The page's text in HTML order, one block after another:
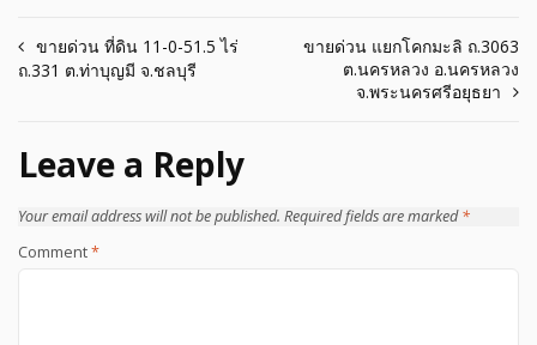
Post
navigation
ขายด่วน ที่ดิน 11-0-51.5 ไร่
ถ.331 ต.ท่าบุญมี จ.ชลบุรี
ขายด่วน แยกโคกมะลิ ถ.3063
ต.นครหลวง อ.นครหลวง
จ.พระนครศรีอยุธยา
Leave a Reply
Your email address will not be published. Required fields are marked*
Comment*